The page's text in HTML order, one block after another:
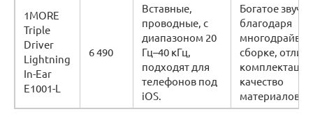
1MORE
Triple
Driver
Lightning
In-Ear
E1001-L
6 490
Вставные,
проводные, с
диапазоном 20
Гц–40 кГц,
подходят для
телефонов под
iOS.
Богатое
благодаря
сборке,
качество
материалов.